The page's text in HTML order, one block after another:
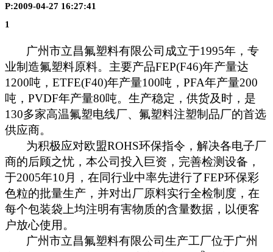
P:2009-04-27 16:27:41
1
广州市立昌氟塑料有限公司成立于1995年，专
业制造氟塑料原料。主要产品FEP(F46)年产量达
1200吨， ETFE(F40)年产量100吨， PFA年产量200
吨， PVDF年产量80吨。生产稳定，供货及时，是
130多家高温氟塑电线厂、氟塑料注塑制品厂的首选
供应商。
为积极应对欧盟ROHS环保指令，解决各电子厂
商的后顾之忧，本公司投入巨资，完善检测设备，
于2005年10 月，在同行业中率先进行了FEP环保彩
色粒的批量生产，并对出厂原料实行全检制度，在
每个包装袋上均注明有害物质的含量数据，以便客
户放心使用。
广州市立昌氟塑料有限公司生产工厂位于广州